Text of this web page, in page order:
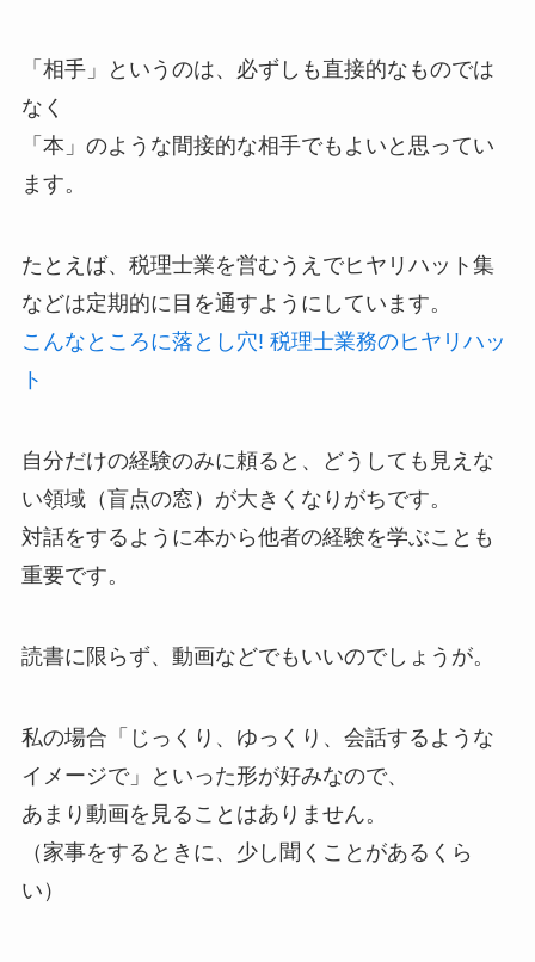
「相手」というのは、必ずしも直接的なものでは
なく
「本」のような間接的な相手でもよいと思ってい
ます。
たとえば、税理士業を営むうえでヒヤリハット集
などは定期的に目を通すようにしています。
こんなところに落とし穴! 税理士業務のヒヤリハッ
ト
自分だけの経験のみに頼ると、どうしても見えな
い領域（盲点の窓）が大きくなりがちです。
対話をするように本から他者の経験を学ぶことも
重要です。
読書に限らず、動画などでもいいのでしょうが。
私の場合「じっくり、ゆっくり、会話するような
イメージで」といった形が好みなので、
あまり動画を見ることはありません。
（家事をするときに、少し聞くことがあるくら
い）